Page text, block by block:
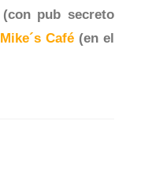
(con pub secreto
Mike´s Café(en el